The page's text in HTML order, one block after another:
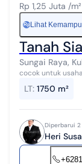
Rp 1,25 Juta /m²
Rp Lihat
Tanah
Sungai Raya,
cocok untuk
LT: 1750 m²
Diperbarui 2
Heri